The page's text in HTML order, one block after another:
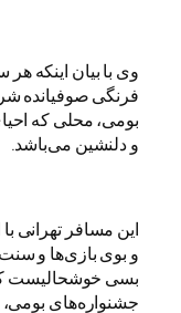
وی با بیان اینکه
فرنگی صوفیانده
بومی، محلی که
و دلنشین می‌باشد.
این مسافر تهرانی
و بوی بازی‌ها و
بسی خوشحالیست
جشنواره‌های